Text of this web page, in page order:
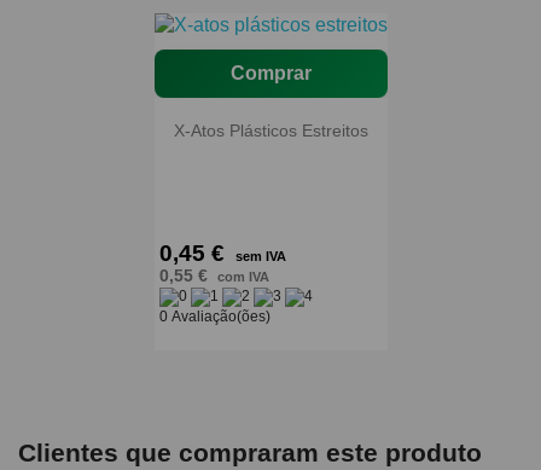
Comprar
X-Atos Plásticos Estreitos
0,45 € sem IVA
0,55 € com IVA
0 Avaliação(ões)
Clientes que compraram este produto